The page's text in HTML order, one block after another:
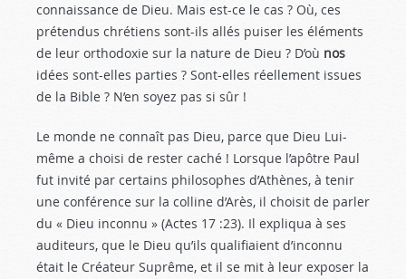
connaissance de Dieu. Mais est-ce le cas ? Où, ces
prétendus chrétiens sont-ils allés puiser les éléments
de leur orthodoxie sur la nature de Dieu ? D’où nos
idées sont-elles parties ? Sont-elles réellement issues
de la Bible ? N’en soyez pas si sûr !
Le monde ne connaît pas Dieu, parce que Dieu Lui-
même a choisi de rester caché ! Lorsque l’apôtre Paul
fut invité par certains philosophes d’Athènes, à tenir
une conférence sur la colline d’Arès, il choisit de parler
du « Dieu inconnu » (Actes 17 :23). Il expliqua à ses
auditeurs, que le Dieu qu’ils qualifiaient d’inconnu
était le Créateur Suprême, et il se mit à leur exposer la